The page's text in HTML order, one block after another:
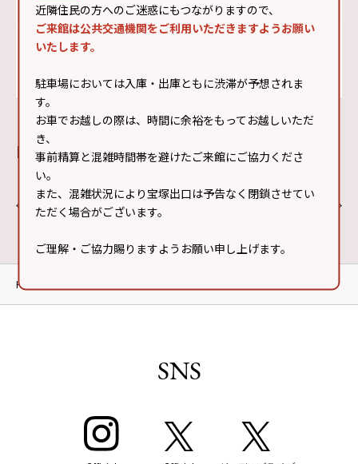
近隣住民の方へのご迷惑にもつながりますので、
ご来館は公共交通機関をご利用いただきますようお願い
いたします。
駐車場においては入庫・出庫ともに渋滞が予想されま
す。
お車でお越しの際は、時間に余裕をもってお越しいただ
き、
事前精算と混雑時間帯を避けたご来館にご協力くださ
い。
また、混雑状況により宝塚出口は予告なく閉鎖させてい
ただく場合がございます。
ご理解・ご協力賜りますようお願い申し上げます。
Pick up VIEW MORE
HOME
SNS